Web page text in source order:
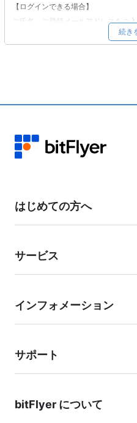
【ログインできる場合】
ご氏名、ご登録メールアドレスをご
選びください。」から「メールアド
ご入力の上、ご依頼ください。
登録情報をご記載ください。
す。内容をご確認の上、ご返信くださ
本人確認書類をご提出いただき、ご
お手数をおかけいたしますが、お客
続き
はじめての方へ
サービス
インフォメーション
サポート
bitFlyer について